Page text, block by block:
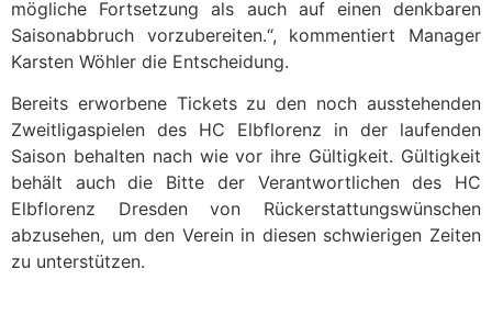
mögliche Fortsetzung als auch auf einen denkbaren
Saisonabbruch vorzubereiten.“, kommentiert Manager
Karsten Wöhler die Entscheidung.
Bereits erworbene Tickets zu den noch ausstehenden
Zweitligaspielen des HC Elbflorenz in der laufenden
Saison behalten nach wie vor ihre Gültigkeit. Gültigkeit
behält auch die Bitte der Verantwortlichen des HC
Elbflorenz Dresden von Rückerstattungswünschen
abzusehen, um den Verein in diesen schwierigen Zeiten
zu unterstützen.